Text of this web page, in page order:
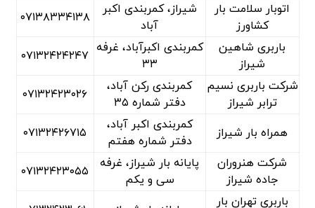
اتوبار سلامت بار
کشاورز
شیراز، کمربندی اکبر
آباد
۰۷۱۳۸۳۳۴۱۳۸
باربری شاهین
شیراز
کمربندی اکبرآباد، غرفه
۳۳
۰۷۱۳۲۴۲۴۲۴۷
شرکت باربری نسیم
ترابر شیراز
کمربندی رکن آباد،
دفتر شماره ۳۵
۰۷۱۳۲۴۲۳۰۲۶
همراه بار شیراز
کمربندی اکبر آباد،
دفتر شماره هفتم
۰۷۱۳۲۴۲۶۷۱۵
شرکت هنروران
جاده شیراز
پایانه بار شیراز، غرفه
سی و یکم
۰۷۱۳۲۴۲۳۰۵۵
باربری تهران بار